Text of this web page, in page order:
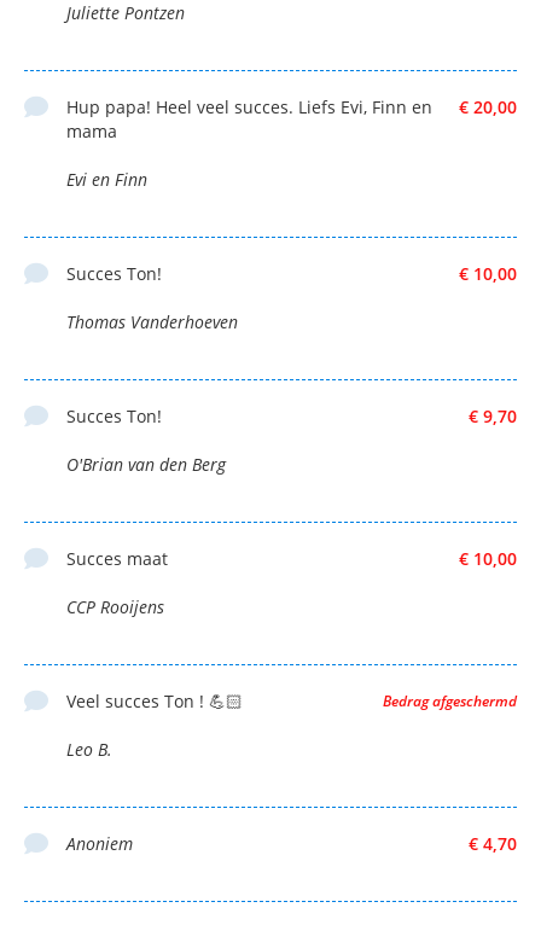
Juliette Pontzen
€ 20,00
Hup papa! Heel veel succes. Liefs Evi, Finn en
mama
Evi en Finn
€ 10,00
Succes Ton!
Thomas Vanderhoeven
€ 9,70
Succes Ton!
O'Brian van den Berg
€ 10,00
Succes maat
CCP Rooijens
Bedrag afgeschermd
Veel succes Ton ! 💪🏻
Leo B.
€ 4,70
Anoniem